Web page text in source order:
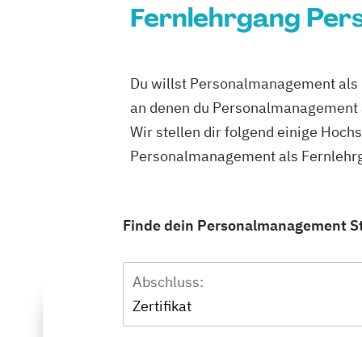
Fernlehrgang
Du willst Personalmanagement
an denen du
Wir stellen dir folgend einige
Personalmanagement als
Finde dein Personalmanagement
Abschluss:
Zertifikat